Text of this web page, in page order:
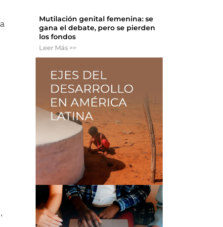
Mutilación genital femenina: se
gana el debate, pero se pierden
los fondos
Leer Más >>